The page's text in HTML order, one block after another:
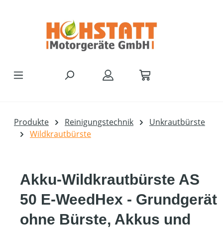
Produkte Reinigungstechnik
Unkrautbürste
Wildkrautbürste
Akku-Wildkrautbürste AS
50 E-WeedHex - Grundgerät
ohne Bürste, Akkus und